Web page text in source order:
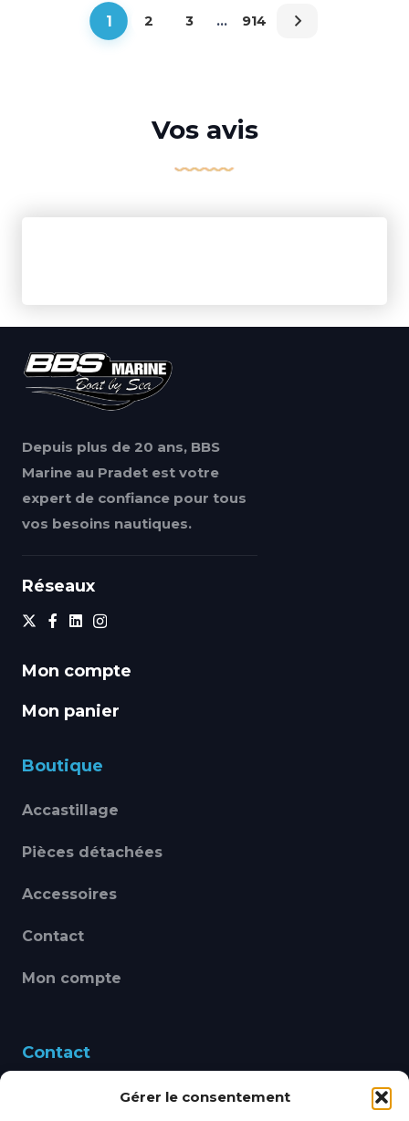
Gérer le consentement
1 2 3 … 914
Vos avis
Depuis plus de 20 ans, BBS
Marine au Pradet est votre
expert de confiance pour tous
vos besoins nautiques.
Réseaux
Mon compte
Mon panier
Boutique
Accastillage
Pièces détachées
Accessoires
Contact
Mon compte
Contact
460 Avenue Alain Le